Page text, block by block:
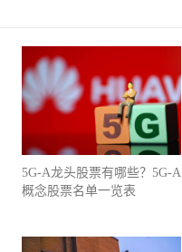
5G-A龙头股票有哪些？5G-A
概念股票名单一览表